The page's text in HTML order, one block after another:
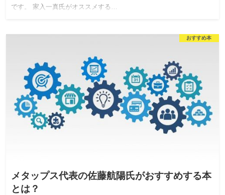
です。 家入一真氏がオススメする…
おすすめ本
メタップス代表の佐藤航陽氏がおすすめする本
とは？